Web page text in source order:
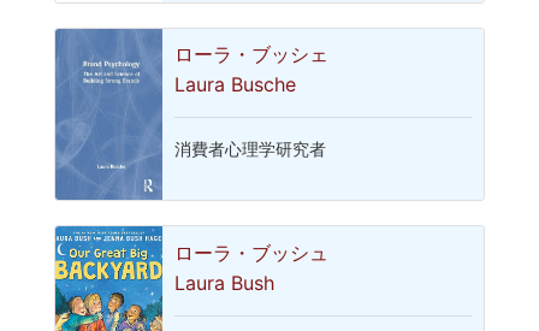
ローラ・ブッシェ
Laura Busche
消費者心理学研究者
ローラ・ブッシュ
Laura Bush